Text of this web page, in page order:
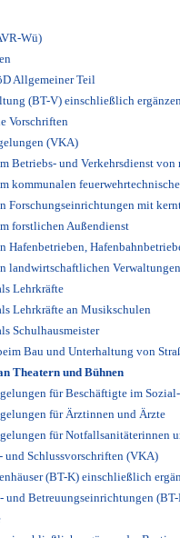
Wü)
Allgemeiner Teil
(BT-V) einschließlich
Vorschriften
(VKA)
Betriebs- und Verkehrsdienst von
kommunalen
Forschungseinrichtungen mit
forstlichen Außendienst
Hafenbetrieben,
landwirtschaftlichen
Lehrkräfte
Lehrkräfte an Musikschulen
Schulhausmeister
Bau und Unterhaltung von
Theatern und Bühnen
für Beschäftigte im
für Ärztinnen und Ärzte
für Notfallsanitäterinnen
und Schlussvorschriften (VKA)
(BT-K) einschließlich
und Betreuungseinrichtungen